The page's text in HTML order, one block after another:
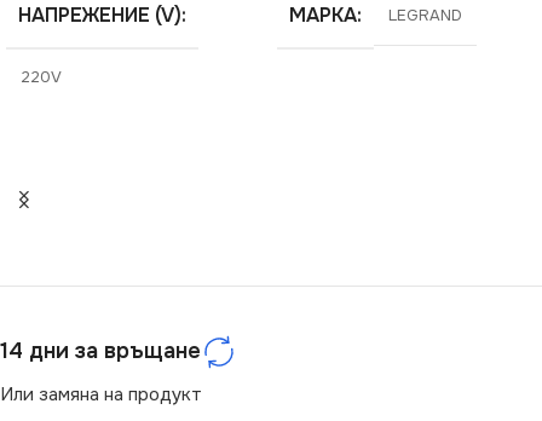
НАПРЕЖЕНИЕ (V)
220V
IP44
ЦВЯТ Кремав
МАРКА LEGRAND
14 дни за връщане
Или замяна на продукт